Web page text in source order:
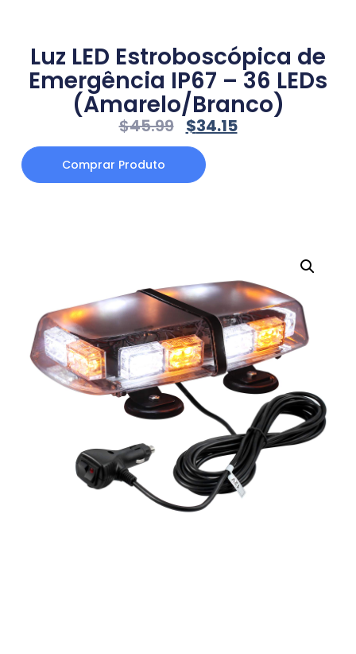
Luz LED Estroboscópica de
Emergência IP67 – 36 LEDs
(Amarelo/Branco)
$45.99 $34.15
Comprar Produto